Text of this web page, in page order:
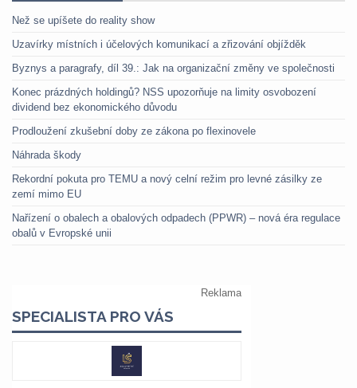
Než se upíšete do reality show
Uzavírky místních i účelových komunikací a zřizování objížděk
Byznys a paragrafy, díl 39.: Jak na organizační změny ve společnosti
Konec prázdných holdingů? NSS upozorňuje na limity osvobození
dividend bez ekonomického důvodu
Prodloužení zkušební doby ze zákona po flexinovele
Náhrada škody
Rekordní pokuta pro TEMU a nový celní režim pro levné zásilky ze
zemí mimo EU
Nařízení o obalech a obalových odpadech (PPWR) – nová éra regulace
obalů v Evropské unii